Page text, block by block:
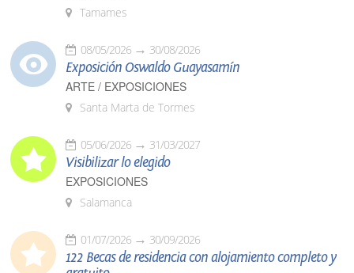
Tamames
08/05/2026 30/08/2026
Exposición Oswaldo Guayasamín
ARTE / EXPOSICIONES
Santa Marta de Tormes
05/06/2026 31/03/2027
Visibilizar lo elegido
EXPOSICIONES
Salamanca
01/07/2026 30/09/2026
122 Becas de residencia con alojamiento completo y